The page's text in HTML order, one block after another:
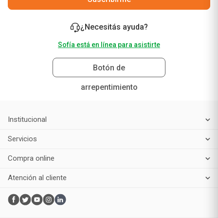
¿Necesitás ayuda?
Sofía está en línea para asistirte
Botón de
arrepentimiento
Institucional
Servicios
Compra online
Atención al cliente
9